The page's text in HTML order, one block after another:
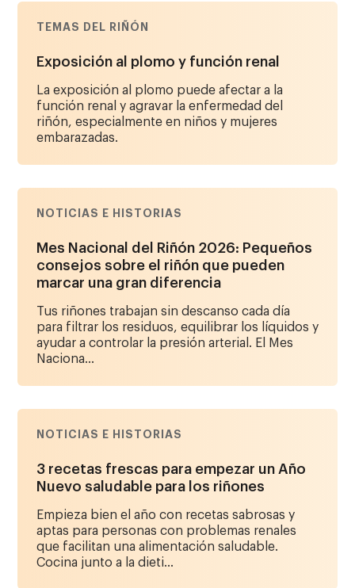
TEMAS DEL RIÑÓN
Exposición al plomo y función renal
La exposición al plomo puede afectar a la
función renal y agravar la enfermedad del
riñón, especialmente en niños y mujeres
embarazadas.
NOTICIAS E HISTORIAS
Mes Nacional del Riñón 2026: Pequeños
consejos sobre el riñón que pueden
marcar una gran diferencia
Tus riñones trabajan sin descanso cada día
para filtrar los residuos, equilibrar los líquidos y
ayudar a controlar la presión arterial. El Mes
Naciona...
NOTICIAS E HISTORIAS
3 recetas frescas para empezar un Año
Nuevo saludable para los riñones
Empieza bien el año con recetas sabrosas y
aptas para personas con problemas renales
que facilitan una alimentación saludable.
Cocina junto a la dieti...